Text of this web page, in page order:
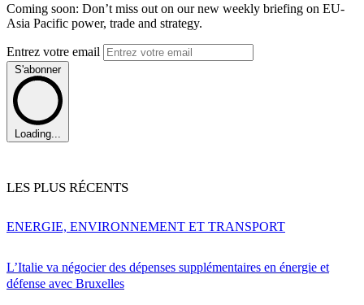
Coming soon: Don’t miss out on our new weekly briefing on EU-
Asia Pacific power, trade and strategy.
Entrez votre email
S'abonner
Loading...
LES PLUS RÉCENTS
L’Italie va négocier des dépenses supplémentaires en énergie et
défense avec Bruxelles
ENERGIE, ENVIRONNEMENT ET TRANSPORT